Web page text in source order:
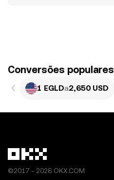
Conversões populares
1 EGLDa2,650 USD
©2017 - 2026 OKX.COM